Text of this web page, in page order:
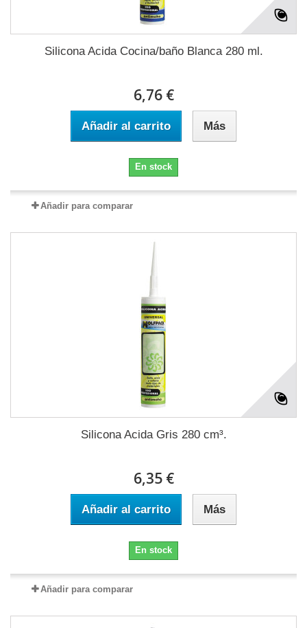
Silicona Acida Cocina/baño Blanca 280 ml.
6,76 €
Añadir al carrito Más
En stock
Añadir para comparar
Silicona Acida Gris 280 cm³.
6,35 €
Añadir al carrito Más
En stock
Añadir para comparar